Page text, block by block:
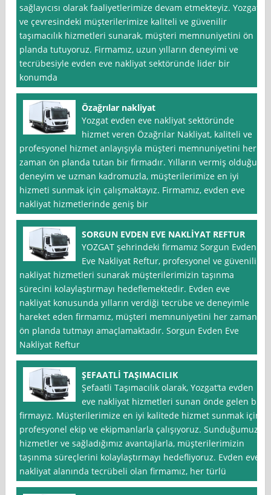
sağlayıcısı olarak faaliyetlerimize devam etmekteyiz. Yozgat
ve çevresindeki müşterilerimize kaliteli ve güvenilir
taşımacılık hizmetleri sunarak, müşteri memnuniyetini ön
planda tutuyoruz. Firmamız, uzun yılların deneyimi ve
tecrübesiyle evden eve nakliyat sektöründe lider bir
konumda
Özağrılar nakliyat
Yozgat evden eve nakliyat sektöründe
hizmet veren Özağrılar Nakliyat, kaliteli ve
profesyonel hizmet anlayışıyla müşteri memnuniyetini her
zaman ön planda tutan bir firmadır. Yılların vermiş olduğu
deneyim ve uzman kadromuzla, müşterilerimize en iyi
hizmeti sunmak için çalışmaktayız. Firmamız, evden eve
nakliyat hizmetlerinde geniş bir
SORGUN EVDEN EVE NAKLİYAT REFTUR
YOZGAT şehrindeki firmamız Sorgun Evden
Eve Nakliyat Reftur, profesyonel ve güvenilir
nakliyat hizmetleri sunarak müşterilerimizin taşınma
sürecini kolaylaştırmayı hedeflemektedir. Evden eve
nakliyat konusunda yılların verdiği tecrübe ve deneyimle
hareket eden firmamız, müşteri memnuniyetini her zaman
ön planda tutmayı amaçlamaktadır. Sorgun Evden Eve
Nakliyat Reftur
ŞEFAATLİ TAŞIMACILIK
Şefaatli Taşımacılık olarak, Yozgat‘ta evden
eve nakliyat hizmetleri sunan önde gelen bir
firmayız. Müşterilerimize en iyi kalitede hizmet sunmak için
profesyonel ekip ve ekipmanlarla çalışıyoruz. Sunduğumuz
hizmetler ve sağladığımız avantajlarla, müşterilerimizin
taşınma süreçlerini kolaylaştırmayı hedefliyoruz. Evden eve
nakliyat alanında tecrübeli olan firmamız, her türlü